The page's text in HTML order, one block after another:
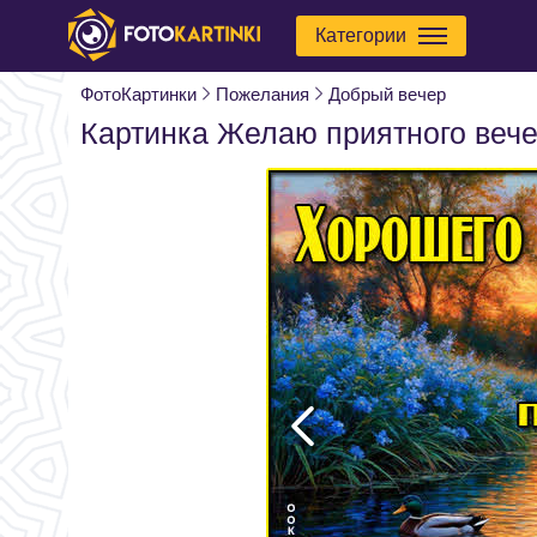
Категории
ФотоКартинки Пожелания Добрый вечер
Картинка Желаю приятного